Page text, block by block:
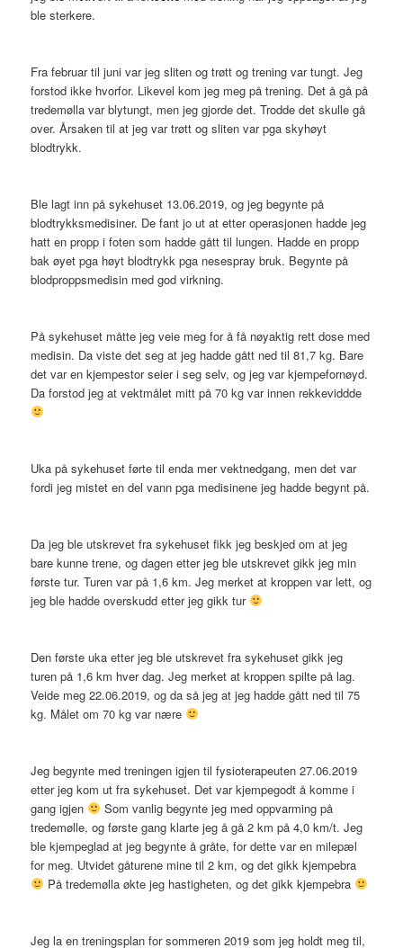
ble sterkere.
Fra februar til juni var jeg sliten og trøtt og trening var tungt. Jeg
forstod ikke hvorfor. Likevel kom jeg meg på trening. Det å gå på
tredemølla var blytungt, men jeg gjorde det. Trodde det skulle gå
over. Årsaken til at jeg var trøtt og sliten var pga skyhøyt
blodtrykk.
Ble lagt inn på sykehuset 13.06.2019, og jeg begynte på
blodtrykksmedisiner. De fant jo ut at etter operasjonen hadde jeg
hatt en propp i foten som hadde gått til lungen. Hadde en propp
bak øyet pga høyt blodtrykk pga nesespray bruk. Begynte på
blodproppsmedisin med god virkning.
På sykehuset måtte jeg veie meg for å få nøyaktig rett dose med
medisin. Da viste det seg at jeg hadde gått ned til 81,7 kg. Bare
det var en kjempestor seier i seg selv, og jeg var kjempefornøyd.
Da forstod jeg at vektmålet mitt på 70 kg var innen rekkeviddde
Uka på sykehuset førte til enda mer vektnedgang, men det var
fordi jeg mistet en del vann pga medisinene jeg hadde begynt på.
Da jeg ble utskrevet fra sykehuset fikk jeg beskjed om at jeg
bare kunne trene, og dagen etter jeg ble utskrevet gikk jeg min
første tur. Turen var på 1,6 km. Jeg merket at kroppen var lett, og
jeg ble hadde overskudd etter jeg gikk tur
Den første uka etter jeg ble utskrevet fra sykehuset gikk jeg
turen på 1,6 km hver dag. Jeg merket at kroppen spilte på lag.
Veide meg 22.06.2019, og da så jeg at jeg hadde gått ned til 75
kg. Målet om 70 kg var nære
Jeg begynte med treningen igjen til fysioterapeuten 27.06.2019
etter jeg kom ut fra sykehuset. Det var kjempegodt å komme i
gang igjen
Som vanlig begynte jeg med oppvarming på
tredemølle, og første gang klarte jeg å gå 2 km på 4,0 km/t. Jeg
ble kjempeglad at jeg begynte å gråte, for dette var en milepæl
for meg. Utvidet gåturene mine til 2 km, og det gikk kjempebra
På tredemølla økte jeg hastigheten, og det gikk kjempebra
Jeg la en treningsplan for sommeren 2019 som jeg holdt meg til,